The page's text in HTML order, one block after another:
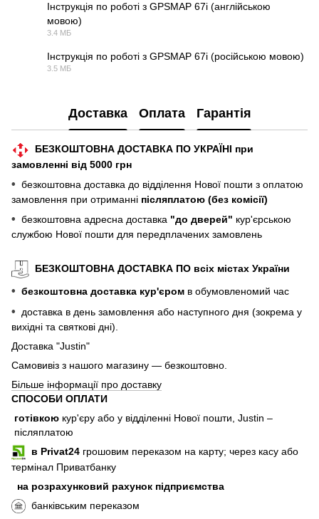
Інструкція по роботі з GPSMAP 67i (англійською
мовою)
3.4 МБ
Інструкція по роботі з GPSMAP 67i (російською мовою)
3.5 МБ
Доставка Оплата Гарантія
БЕЗКОШТОВНА ДОСТАВКА ПО УКРАЇНІ при
замовленні від 5000 грн
• безкоштовна доставка до відділення Нової пошти з оплатою
замовлення при отриманні післяплатою (без комісії)
• безкоштовна адресна доставка "до дверей" кур'єрською
службою Нової пошти для передплачених замовлень
БЕЗКОШТОВНА ДОСТАВКА ПО всіх містах України
• безкоштовна доставка кур'єром в обумовленомий час
• доставка в день замовлення або наступного дня (зокрема у
вихідні та святкові дні).
Доставка "Justin"
Самовивіз з нашого магазину — безкоштовно.
Більше інформації про доставку
СПОСОБИ ОПЛАТИ
готівкою кур'єру або у відділенні Нової пошти, Justin –
післяплатою
в Privat24 грошовим переказом на карту; через касу або
термінал Приватбанку
на розрахунковий рахунок підприємства
банківським переказом